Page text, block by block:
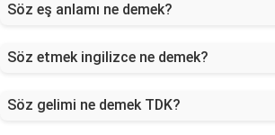
Söz eş anlamı ne demek?
Söz etmek ingilizce ne demek?
Söz gelimi ne demek TDK?